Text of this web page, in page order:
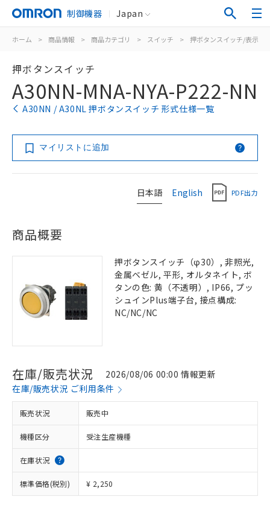
制御機器 Japan
ホーム > 商品情報 > 商品カテゴリ > スイッチ > 押ボタンスイッチ/表示灯
押ボタンスイッチ
A30NN-MNA-NYA-P222-NN
A30NN / A30NL 押ボタンスイッチ 形式仕様一覧
マイリストに追加
日本語 English PDF出力
商品概要
押ボタンスイッチ（φ30）, 非照光,
金属ベゼル, 平形, オルタネイト, ボ
タンの色: 黄（不透明）, IP66, プッ
シュインPlus端子台, 接点構成:
NC/NC/NC
在庫/販売状況
2026/08/06 00:00 情報更新
在庫/販売状況 ご利用条件
販売状況 販売中
機種区分 受注生産機種
在庫状況
標準価格(税別) ¥ 2,250